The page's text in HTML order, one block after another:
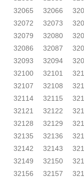
32065
32066
32072
32073
32079
32080
32086
32087
32093
32094
32100
32101
32107
32108
32114
32115
32121
32122
32128
32129
32135
32136
32142
32143
32149
32150
32156
32157